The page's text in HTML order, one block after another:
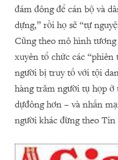
đám đông để cán bộ và
dựng,” rồi họ sẽ “tự
Cũng theo mô hình
xuyên tổ chức các
người bị truy tố với tội
hàng trăm người tụ họp
dựđông hơn – và nhấn
người khác đừng theo Tin